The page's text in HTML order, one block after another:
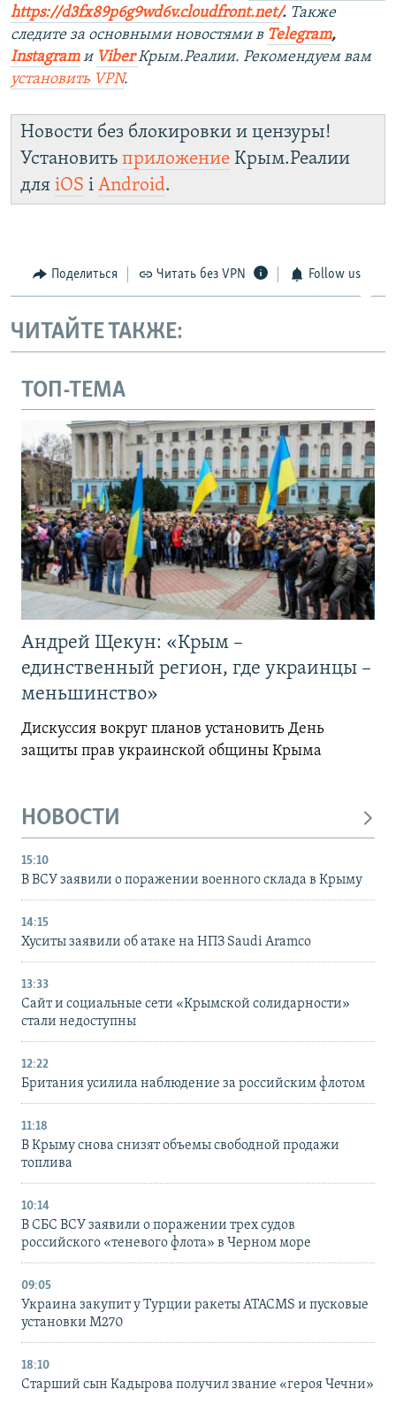
https://d3fx89p6g9wd6v.cloudfront.net/. ​ Также
следите за основными новостями в Telegram,
Instagram и ViberКрым.Реалии. Рекомендуем вам
установить VPN.
Новости без блокировки и цензуры!
Установить приложение Крым.Реалии
для iOS і Android.
Поделиться Читать без VPN Follow us
ЧИТАЙТЕ ТАКЖЕ:
ТОП-ТЕМА
Андрей Щекун: «Крым –
единственный регион, где украинцы –
меньшинство»
Дискуссия вокруг планов установить День
защиты прав украинской общины Крыма
НОВОСТИ
15:10
В ВСУ заявили о поражении военного склада в Крыму
14:15
Хуситы заявили об атаке на НПЗ Saudi Aramco
13:33
Сайт и социальные сети «Крымской солидарности»
стали недоступны
12:22
Британия усилила наблюдение за российским флотом
11:18
В Крыму снова снизят объемы свободной продажи
топлива
10:14
В СБС ВСУ заявили о поражении трех судов
российского «теневого флота» в Черном море
09:05
Украина закупит у Турции ракеты ATACMS и пусковые
установки M270
18:10
Старший сын Кадырова получил звание «героя Чечни»